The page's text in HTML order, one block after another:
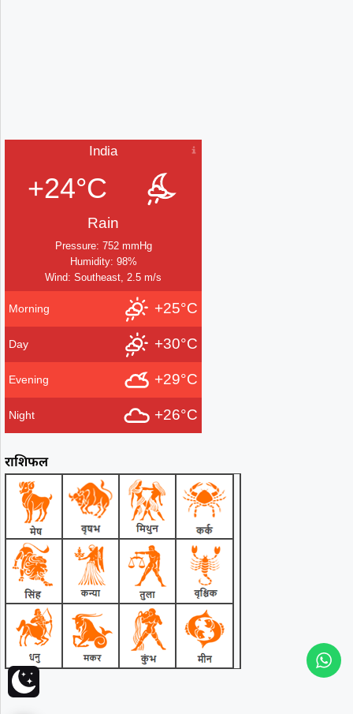
India
+24°C
Rain
Pressure: 752 mmHg
Humidity: 98%
Wind: Southeast, 2.5 m/s
Morning +25°C
Day +30°C
Evening +29°C
Night +26°C
राशिफल